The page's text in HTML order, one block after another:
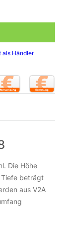
x 30mm für
als Händler
Die Höhe
Tiefe beträgt
aus V2A